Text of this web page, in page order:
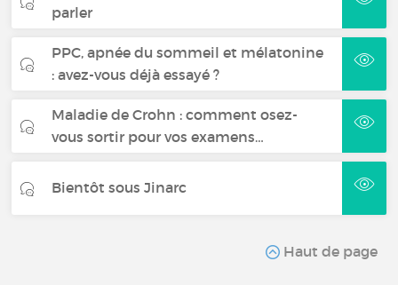
parler
PPC, apnée du sommeil et mélatonine
: avez-vous déjà essayé ?
Maladie de Crohn : comment osez-
vous sortir pour vos examens…
Bientôt sous Jinarc
Haut de page